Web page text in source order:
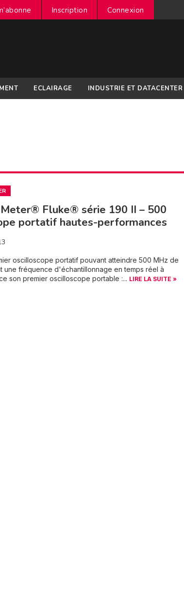
Inscription Connexion
ECLAIRAGE INDUSTRIE ET DATACENTER
Fluke® série 190 II – 500
portatif hautes-performances
oscilloscope portatif pouvant atteindre 500 MHz de
une fréquence d'échantillonnage en temps réel à
son premier oscilloscope portable :... LIRE LA SUITE »